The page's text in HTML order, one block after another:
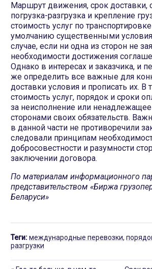
Маршрут движения, срок доставки,
погрузка-разгрузка и крепление
стоимость услуг по
умолчанию существенными
случае, если ни одна из сторон не
необходимости достижения
Однако в интересах и заказчика, и
же определить все важные для
доставки условия и прописать их. В
стоимость услуг, порядок и сроки
за неисполнение или
сторонами своих обязательств.
в данной части не противоречили
следовали принципам
добросовестности и разумности
заключении договора.
По материалам информационного
представительством «Биржа
Беларуси»
Теги:международные перевозки,
разгрузки